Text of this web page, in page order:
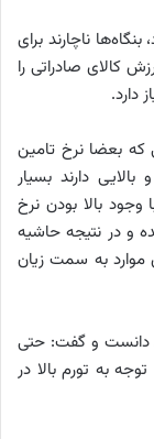
ناچارند برای
کالای صادراتی را
دارد.
که بعضا نرخ تامین
دارند بسیار
وجود بالا بودن نرخ
و در نتیجه حاشیه
موارد به سمت زیان
دانست و گفت: حتی
به تورم بالا در